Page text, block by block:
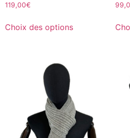
119,00€
Choix des options